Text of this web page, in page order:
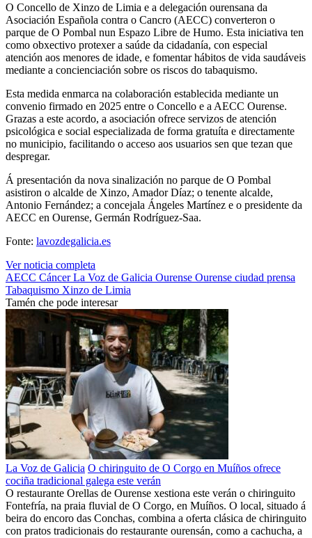
O Concello de Xinzo de Limia e a delegación ourensana da
Asociación Española contra o Cancro (AECC) converteron o
parque de O Pombal nun Espazo Libre de Humo. Esta iniciativa ten
como obxectivo protexer a saúde da cidadanía, con especial
atención aos menores de idade, e fomentar hábitos de vida saudáveis
mediante a concienciación sobre os riscos do tabaquismo.
Esta medida enmarca na colaboración establecida mediante un
convenio firmado en 2025 entre o Concello e a AECC Ourense.
Grazas a este acordo, a asociación ofrece servizos de atención
psicológica e social especializada de forma gratuíta e directamente
no municipio, facilitando o acceso aos usuarios sen que tezan que
despregar.
Á presentación da nova sinalización no parque de O Pombal
asistiron o alcalde de Xinzo, Amador Díaz; o tenente alcalde,
Antonio Fernández; a concejala Ángeles Martínez e o presidente da
AECC en Ourense, Germán Rodríguez-Saa.
Fonte: lavozdegalicia.es
Ver noticia completa
AECC CáncerLa Voz de Galicia Ourense Ourense ciudad prensa
Tabaquismo Xinzo de Limia
Tamén che pode interesar
La Voz de Galicia O chiringuito de O Corgo en Muíños ofrece
cociña tradicional galega este verán
O restaurante Orellas de Ourense xestiona este verán o chiringuito
Fontefría, na praia fluvial de O Corgo, en Muíños. O local, situado á
beira do encoro das Conchas, combina a oferta clásica de chiringuito
con pratos tradicionais do restaurante ourensán, como a cachucha, a